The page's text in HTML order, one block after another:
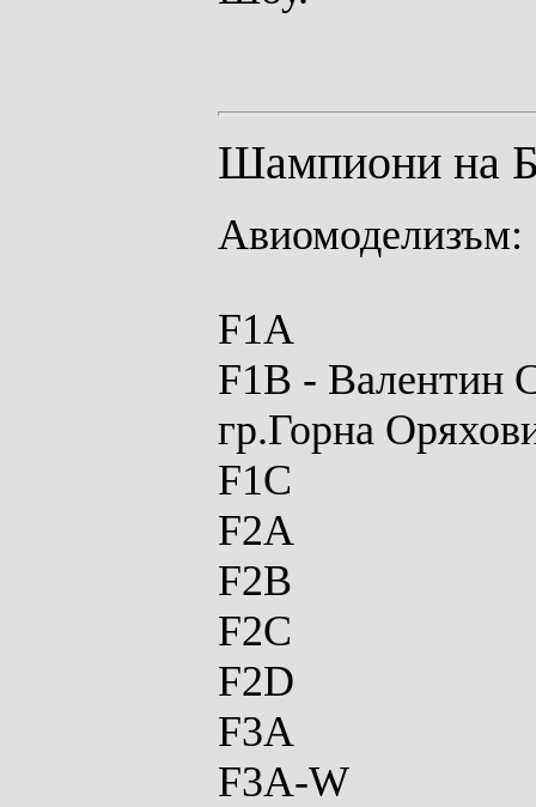
Шампиони на
Авиомоделизъм:
F1A
F1B - Валентин
гр.Горна
F1C
F2A
F2B
F2C
F2D
F3A
F3A-W